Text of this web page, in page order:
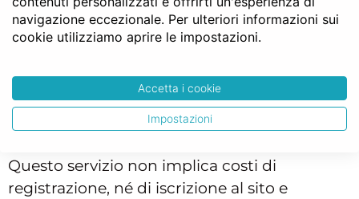
Nel caso in cui si debba comprare una casa
di ringhiera dal notaio e si abbiano le
preventivo online notarile
mediante la piattaforma di NotaioFacile,
comodamente seduti da casa.
Questo servizio non implica costi di
registrazione, né di iscrizione al sito e
navigazione eccezionale. Per ulteriori informazioni sui
cookie utilizziamo aprire le impostazioni.
Accetta i cookie
Impostazioni